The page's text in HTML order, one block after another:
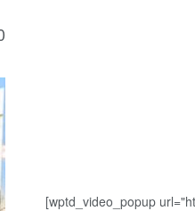
[wptd_video_popup